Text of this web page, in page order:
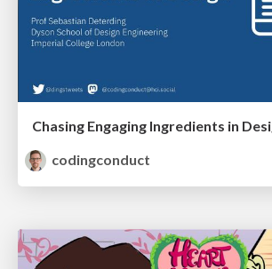
Chasing Engaging Ingredients in
codingconduct